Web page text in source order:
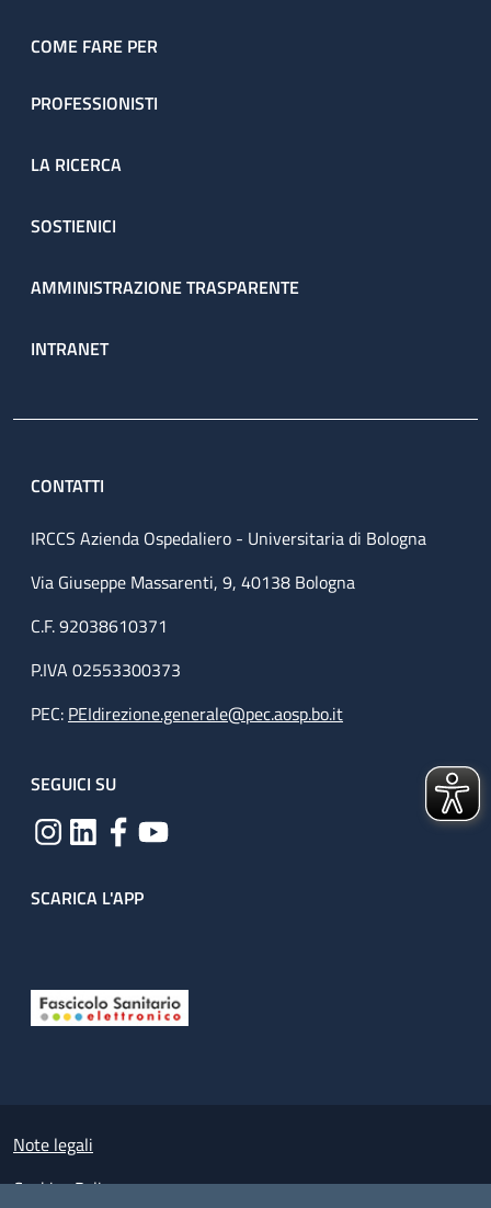
COME FARE PER
PROFESSIONISTI
LA RICERCA
SOSTIENICI
AMMINISTRAZIONE TRASPARENTE
INTRANET
CONTATTI
IRCCS Azienda Ospedaliero - Universitaria di Bologna
Via Giuseppe Massarenti, 9, 40138 Bologna
C.F. 92038610371
P.IVA 02553300373
PEC: PEIdirezione.generale@pec.aosp.bo.it
SEGUICI SU
SCARICA L'APP
Small prints
Note legali
Cookies Policy